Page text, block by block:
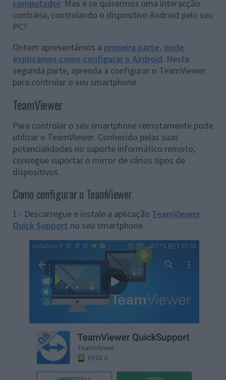
computador. Mas e se quisermos uma interacção
contrária, controlando o dispositivo Android pelo seu
PC?
Ontem apresentámos a primeira parte, onde
explicamos como configurar o Airdroid. Nesta
segunda parte, aprenda a configurar o TeamViewer
para controlar o seu smartphone.
TeamViewer
Para controlar o seu smartphone remotamente pode
utilizar o TeamViewer. Conhecido pelas suas
potencialidades no suporte informático remoto,
consegue suportar o mirror de vários tipos de
dispositivos.
Como configurar o TeamViewer
1 - Descarregue e instale a aplicação TeamViewer
Quick Support no seu smartphone.